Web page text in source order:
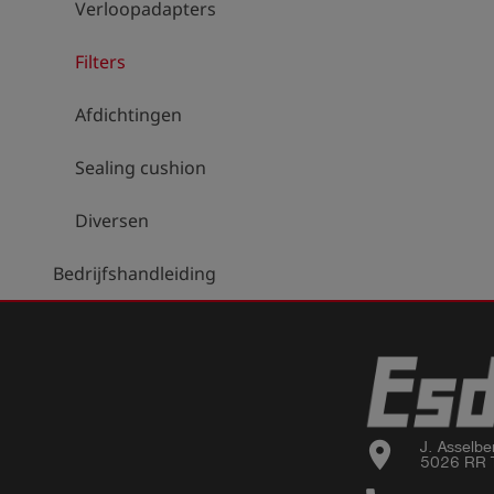
Verloopadapters
Filters
Afdichtingen
Sealing cushion
Diversen
Bedrijfshandleiding
location_on
J.
5026 RR